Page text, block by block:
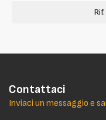
Contattaci
Inviaci un messaggio e